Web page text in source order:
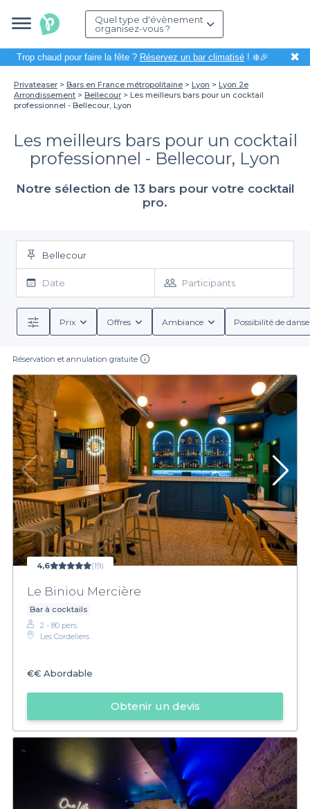
Quel type d'évènement
organisez-vous ?
Trop chaud pour faire la fête ? Réservez un bar climatisé! ❄️🎉 ✖
Privateaser Bars en France métropolitaine Lyon
Lyon 2e
Arrondissement
Bellecour
Les meilleurs bars pour un cocktail
professionnel - Bellecour, Lyon
Les meilleurs bars pour un cocktail
professionnel - Bellecour, Lyon
Notre sélection de 13 bars pour votre cocktail
pro.
Bellecour
Date Participants
Prix Offres Ambiance Possibilité de
Réservation et annulation gratuite
4,6 (19)
Le Biniou Mercière
Bar à cocktails
2 - 80 pers.
Les Cordeliers
€€ Abordable
Obtenir un devis